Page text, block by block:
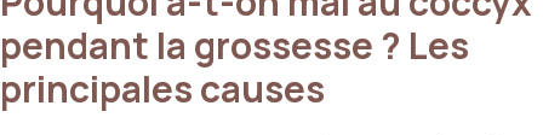
pendant la grossesse ? Les
principales causes